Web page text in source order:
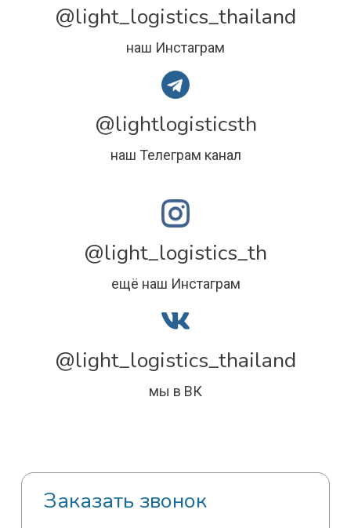
@light_logistics_thailand
наш Инстаграм
@lightlogisticsth
наш Телеграм канал
@light_logistics_th
ещё наш Инстаграм
@light_logistics_thailand
мы в ВК
Заказать звонок